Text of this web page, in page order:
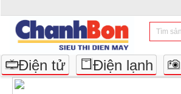
Điện tử Điện lạnh